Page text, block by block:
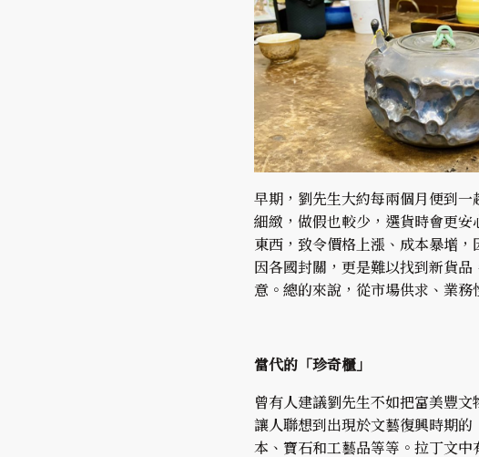
早期，劉先生大約每兩個月便到
細緻，做假也較少，選貨時會更
東西，致令價格上漲、成本暴增
因各國封關，更是難以找到新貨
意。總的來說，從市場供求、業
當代的「珍奇櫃」
曾有人建議劉先生不如把富美豐
讓人聯想到出現於文藝復興時期
本、寶石和工藝品等等。拉丁文